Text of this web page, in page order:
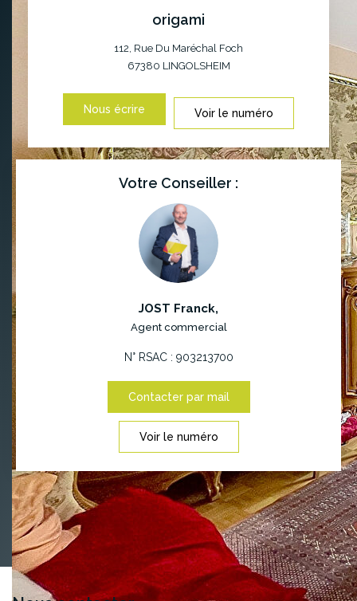
origami
112, Rue Du Maréchal Foch
67380 LINGOLSHEIM
Nous écrire Voir le numéro
Votre Conseiller :
JOST Franck,
Agent commercial
N° RSAC : 903213700
Contacter par mail
Voir le numéro